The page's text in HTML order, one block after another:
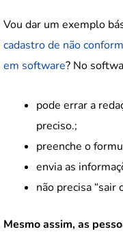
Vou dar um exemplo
cadastro de não
em software? No
pode errar a
preciso.;
preenche o
envia as
não precisa “sair
Mesmo assim, as